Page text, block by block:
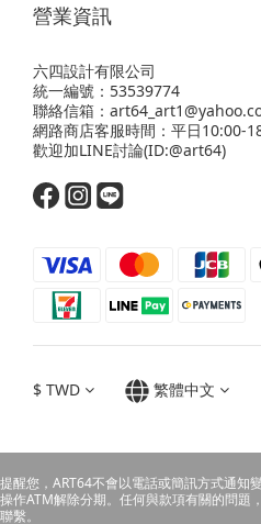
營業資訊
六四設計有限公司
統一編號：53539774
聯絡信箱：
網路商店客服時間：平日10:00-
歡迎加LINE討論(ID:@art64)
$ TWD 繁體中文
提醒您，ART64不會以電話或簡訊方式通知
操作ATM解除分期。任何與款項有關的問題
聯繫。